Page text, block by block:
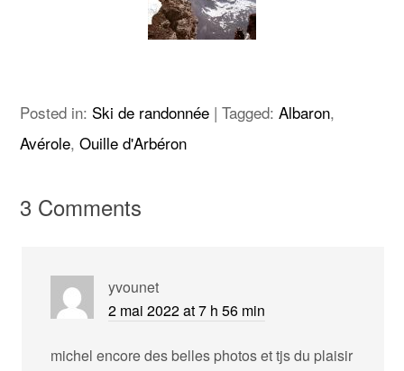
Posted in: Ski de randonnée |Tagged:Albaron,
Avérole,Ouille d'Arbéron
3 Comments
yvounet
2 mai 2022 at 7 h 56 min
michel encore des belles photos et tjs du plaisir